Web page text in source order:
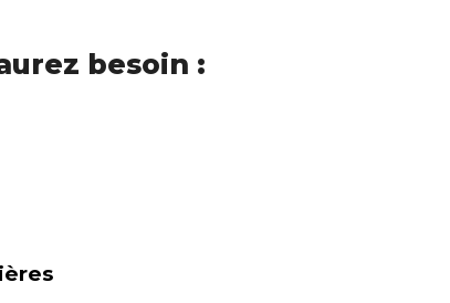
besoin :